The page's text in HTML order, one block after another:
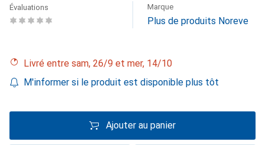
Évaluations Marque
Plus de produits Noreve
Livré entre sam, 26/9 et mer, 14/10
M'informer si le produit est disponible plus tôt
Ajouter au panier